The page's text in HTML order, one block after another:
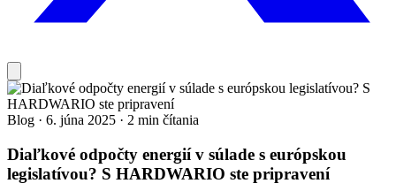
Blog · 6. júna 2025 · 2 min čítania
Diaľkové odpočty energií v súlade s európskou
legislatívou? S HARDWARIO ste pripravení